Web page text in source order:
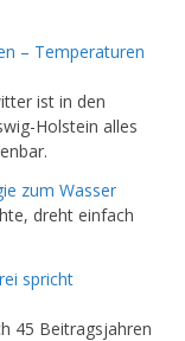
– Temperaturen
ist in den
Holstein alles
zum Wasser
dreht einfach
spricht
45 Beitragsjahren